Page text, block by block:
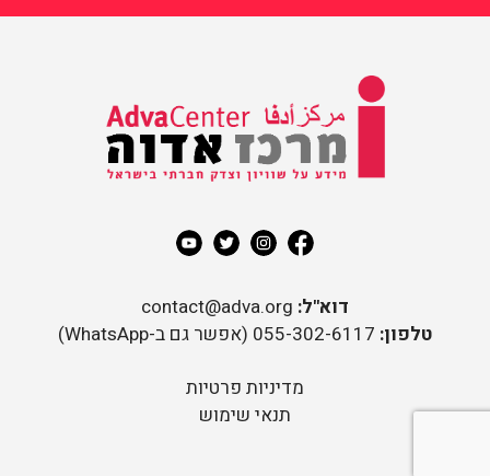
מרכז אדוה
בישראל
דוא"ל: contact@adva.org
טלפון:
מדיניות פרטיות
תנאי שימוש